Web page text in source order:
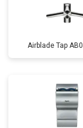
Airblade Tap